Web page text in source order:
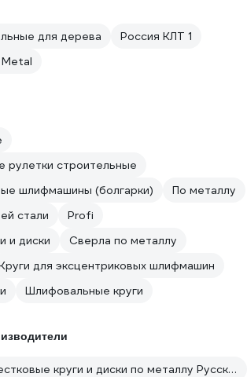
для дерева
Россия КЛТ 1
рулетки строительные
шлифмашины (болгарки)
По металлу
стали
Profi
и диски
Сверла по металлу
для эксцентриковых шлифмашин
Шлифовальные круги
Торцевые лепестковые круги и диски по металлу Русский Мастер